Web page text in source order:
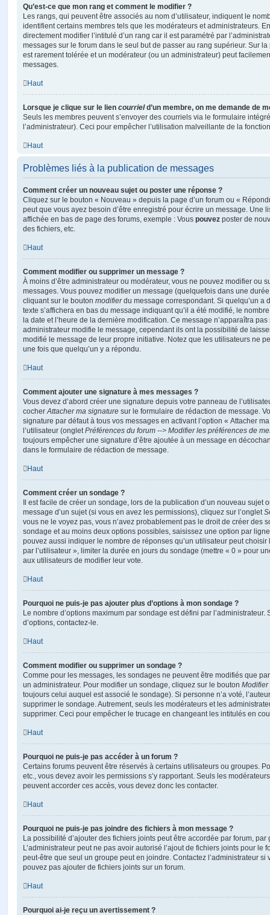
Qu’est-ce que mon rang et comment le modifier ?
Les rangs, qui peuvent être associés au nom d’utilisateur, indiquent le
identifient certains membres tels que les modérateurs et administrateurs.
directement modifier l’intitulé d’un rang car il est paramétré par
messages sur le forum dans le seul but de passer au rang supérieur. Sur
est rarement tolérée et un modérateur (ou un administrateur) peut
messages.
Haut
Lorsque je clique sur le lien courrield’un membre, on me demande de
Seuls les membres peuvent s’envoyer des courriels via le formulaire
l’administrateur). Ceci pour empêcher l’utilisation malveillante de la
Haut
Problèmes liés à la publication de messages
Comment créer un nouveau sujet ou poster une réponse ?
Cliquez sur le bouton « Nouveau » depuis la page d’un forum ou «
peut que vous ayez besoin d’être enregistré pour écrire un message. Une
affichée en bas de page des forums, exemple : Vous pouvez poster de
des fichiers, etc.
Haut
Comment modifier ou supprimer un message ?
À moins d’être administrateur ou modérateur, vous ne pouvez modifier ou
messages. Vous pouvez modifier un message (quelquefois dans une
cliquant sur le bouton modifierdu message correspondant. Si quelqu’un a
texte s’affichera en bas du message indiquant qu’il a été modifié, le
la date et l’heure de la dernière modification. Ce message n’apparaîtra
administrateur modifie le message, cependant ils ont la possibilité de
modifié le message de leur propre initiative. Notez que les utilisateurs ne
une fois que quelqu’un y a répondu.
Haut
Comment ajouter une signature à mes messages ?
Vous devez d’abord créer une signature depuis votre panneau de
cocherAttacher ma signature sur le formulaire de rédaction de message.
signature par défaut à tous vos messages en activant l’option « Attacher
l’utilisateur (ongletPréférences du forum --> Modifier les préférences de
toujours empêcher une signature d’être ajoutée à un message en
dans le formulaire de rédaction de message.
Haut
Comment créer un sondage ?
Il est facile de créer un sondage, lors de la publication d’un nouveau sujet
message d’un sujet (si vous en avez les permissions), cliquez sur l’onglet
vous ne le voyez pas, vous n’avez probablement pas le droit de créer des
sondage et au moins deux options possibles, saisissez une option par
pouvez aussi indiquer le nombre de réponses qu’un utilisateur peut
par l’utilisateur », limiter la durée en jours du sondage (mettre « 0 » pour
aux utilisateurs de modifier leur vote.
Haut
Pourquoi ne puis-je pas ajouter plus d’options à mon sondage ?
Le nombre d’options maximum par sondage est défini par
d’options, contactez-le.
Haut
Comment modifier ou supprimer un sondage ?
Comme pour les messages, les sondages ne peuvent être modifiés que
un administrateur. Pour modifier un sondage, cliquez sur le bouton Modifier
toujours celui auquel est associé le sondage). Si personne n’a voté,
supprimer le sondage. Autrement, seuls les modérateurs et les
supprimer. Ceci pour empêcher le trucage en changeant les intitulés en
Haut
Pourquoi ne puis-je pas accéder à un forum ?
Certains forums peuvent être réservés à certains utilisateurs ou groupes.
etc., vous devez avoir les permissions s’y rapportant. Seuls les
peuvent accorder ces accès, vous devez donc les contacter.
Haut
Pourquoi ne puis-je pas joindre des fichiers à mon message ?
La possibilité d’ajouter des fichiers joints peut être accordée par forum,
L’administrateur peut ne pas avoir autorisé l’ajout de fichiers joints pour le
peut-être que seul un groupe peut en joindre. Contactez l’administrateur
pouvez pas ajouter de fichiers joints sur un forum.
Haut
Pourquoi ai-je reçu un avertissement ?